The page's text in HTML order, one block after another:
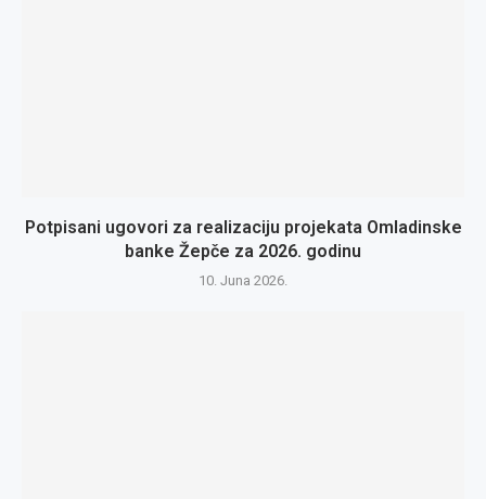
Potpisani ugovori za realizaciju projekata Omladinske
banke Žepče za 2026. godinu
10. Juna 2026.